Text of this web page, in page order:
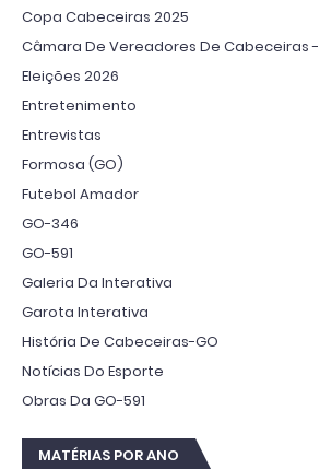
Copa Cabeceiras 2025
Câmara De Vereadores De Cabeceiras -
Eleições 2026
Entretenimento
Entrevistas
Formosa (GO)
Futebol Amador
GO-346
GO-591
Galeria Da Interativa
Garota Interativa
História De Cabeceiras-GO
Notícias Do Esporte
Obras Da GO-591
MATÉRIAS POR ANO